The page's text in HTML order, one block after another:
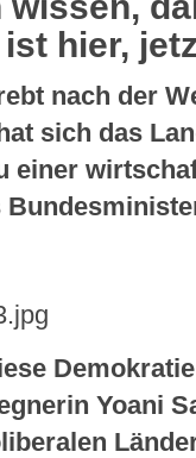
hier,
nach der
sich das
einer
Yoani